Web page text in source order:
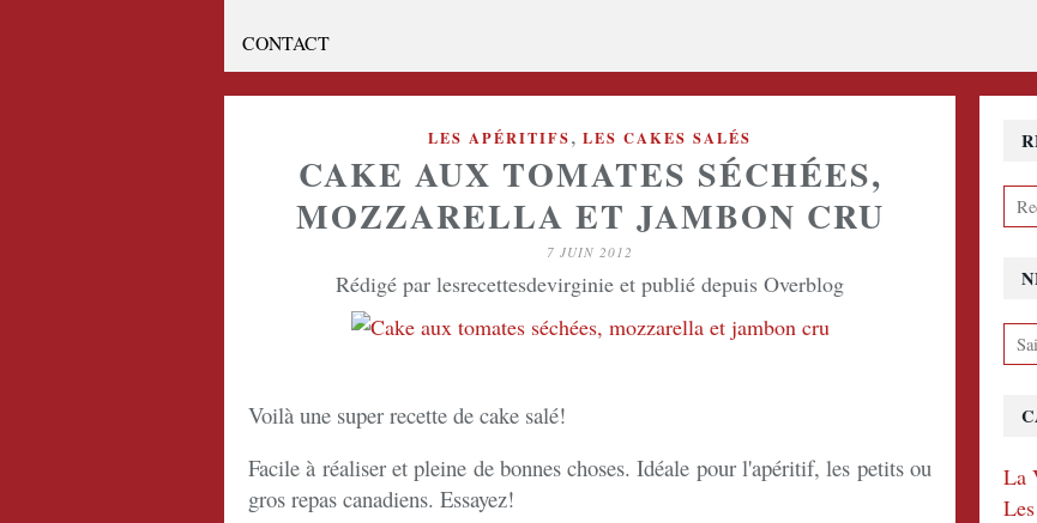
CONTACT
LES APÉRITIFS, LES CAKES SALÉS
CAKE AUX TOMATES SÉCHÉES,
MOZZARELLA ET JAMBON CRU
7 JUIN 2012
Rédigé par lesrecettesdevirginie et publié depuis Overblog
Voilà une super recette de cake salé!
Facile à réaliser et pleine de bonnes choses. Idéale pour l'apéritif, les petits ou
gros repas canadiens. Essayez!
La